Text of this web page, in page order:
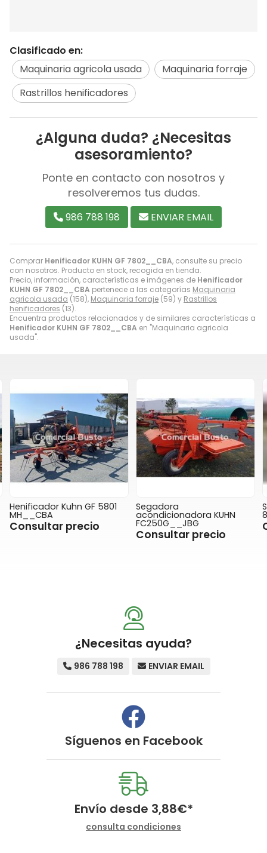
Comprar Henificador KUHN GF 7802__CBA, consulte su precio
con nosotros. Producto en stock, recogida en tienda.
Precio, información, características e imágenes de Henificador
KUHN GF 7802__CBA pertenece a las categorías Maquinaria
agricola usada (158), Maquinaria forraje (59) y Rastrillos
henificadores (13).
Encuentra productos relacionados y de similares características a
Henificador KUHN GF 7802__CBA en "Maquinaria agricola
usada".
Clasificado en:
Maquinaria agricola usada
Maquinaria forraje
Rastrillos henificadores
¿Alguna duda? ¿Necesitas
asesoramiento?
Ponte en contacto con nosotros y
resolveremos tus dudas.
986 788 198 ENVIAR EMAIL
Henificador Kuhn GF 5801
MH__CBA
Consultar precio
Segadora
acondicionadora KUHN
FC250G__JBG
Consultar precio
¿Necesitas ayuda?
986 788 198 ENVIAR EMAIL
Síguenos en Facebook
Envío desde 3,88€*
consulta condiciones